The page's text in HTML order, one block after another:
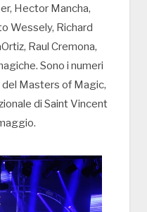
Hector Mancha,
Wessely, Richard
Raul Cremona,
Sono i numeri
Masters of Magic,
di Saint Vincent